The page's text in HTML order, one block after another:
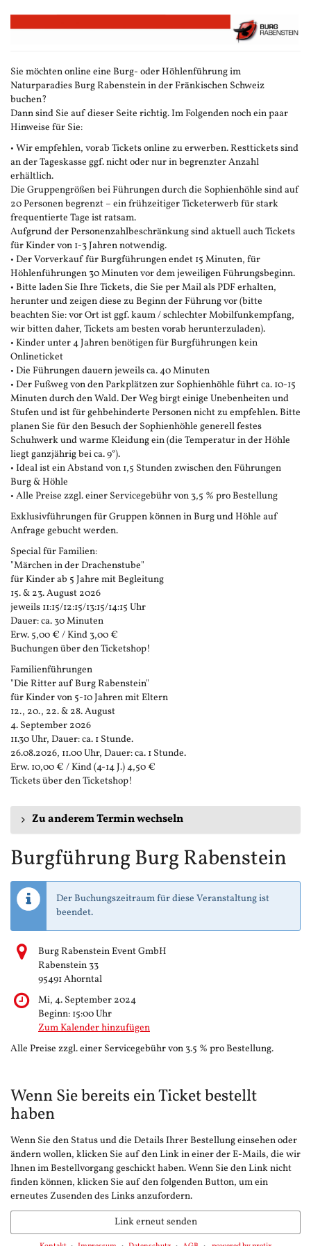
Zum
Haupt-
Sie möchten online eine Burg- oder Höhlenführung im
Naturparadies Burg Rabenstein in der Fränkischen Schweiz
buchen?
Dann sind Sie auf dieser Seite richtig. Im Folgenden noch ein paar
Hinweise für Sie:
• Wir empfehlen, vorab Tickets online zu erwerben. Resttickets sind
an der Tageskasse ggf. nicht oder nur in begrenzter Anzahl
erhältlich.
Die Gruppengrößen bei Führungen durch die Sophienhöhle sind auf
20 Personen begrenzt – ein frühzeitiger Ticketerwerb für stark
frequentierte Tage ist ratsam.
Aufgrund der Personenzahlbeschränkung sind aktuell auch Tickets
für Kinder von 1-3 Jahren notwendig.
• Der Vorverkauf für Burgführungen endet 15 Minuten, für
Höhlenführungen 30 Minuten vor dem jeweiligen Führungsbeginn.
• Bitte laden Sie Ihre Tickets, die Sie per Mail als PDF erhalten,
herunter und zeigen diese zu Beginn der Führung vor (bitte
beachten Sie: vor Ort ist ggf. kaum / schlechter Mobilfunkempfang,
wir bitten daher, Tickets am besten vorab herunterzuladen).
• Kinder unter 4 Jahren benötigen für Burgführungen kein
Onlineticket
• Die Führungen dauern jeweils ca. 40 Minuten
• Der Fußweg von den Parkplätzen zur Sophienhöhle führt ca. 10-15
Minuten durch den Wald. Der Weg birgt einige Unebenheiten und
Stufen und ist für gehbehinderte Personen nicht zu empfehlen. Bitte
planen Sie für den Besuch der Sophienhöhle generell festes
Schuhwerk und warme Kleidung ein (die Temperatur in der Höhle
liegt ganzjährig bei ca. 9°).
• Ideal ist ein Abstand von 1,5 Stunden zwischen den Führungen
Burg & Höhle
• Alle Preise zzgl. einer Servicegebühr von 3,5 % pro Bestellung
Exklusivführungen für Gruppen können in Burg und Höhle auf
Anfrage gebucht werden.
Special für Familien:
"Märchen in der Drachenstube"
für Kinder ab 5 Jahre mit Begleitung
15. & 23. August 2026
jeweils 11:15/12:15/13:15/14:15 Uhr
Dauer: ca. 30 Minuten
Erw. 5,00 € / Kind 3,00 €
Buchungen über den Ticketshop!
Familienführungen
"Die Ritter auf Burg Rabenstein"
für Kinder von 5-10 Jahren mit Eltern
12., 20., 22. & 28. August
4. September 2026
11.30 Uhr, Dauer: ca. 1 Stunde.
26.08.2026, 11.00 Uhr, Dauer: ca. 1 Stunde.
Erw. 10,00 € / Kind (4-14 J.) 4,50 €
Tickets über den Ticketshop!
Zu anderem Termin wechseln
Burgführung Burg Rabenstein
Der Buchungszeitraum für diese Veranstaltung ist
beendet.
Burg Rabenstein Event GmbH
Rabenstein 33
95491 Ahorntal
Mi, 4. September 2024
Beginn: 15:00Uhr
Zum Kalender hinzufügen
Alle Preise zzgl. einer Servicegebühr von 3.5 % pro Bestellung.
Wenn Sie bereits ein Ticket bestellt
haben
Wenn Sie den Status und die Details Ihrer Bestellung einsehen oder
ändern wollen, klicken Sie auf den Link in einer der E-Mails, die wir
Ihnen im Bestellvorgang geschickt haben. Wenn Sie den Link nicht
finden können, klicken Sie auf den folgenden Button, um ein
erneutes Zusenden des Links anzufordern.
Link erneut senden